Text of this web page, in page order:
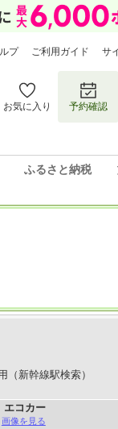
プ ご利用ガイド サ
お気に入り 予約確認
ふるさと納税
（新幹線駅検索）
エコカー
画像を見る